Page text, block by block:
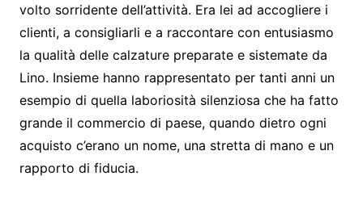
volto sorridente dell’attività. Era lei ad accogliere i
clienti, a consigliarli e a raccontare con entusiasmo
la qualità delle calzature preparate e sistemate da
Lino. Insieme hanno rappresentato per tanti anni un
esempio di quella laboriosità silenziosa che ha fatto
grande il commercio di paese, quando dietro ogni
acquisto c’erano un nome, una stretta di mano e un
rapporto di fiducia.